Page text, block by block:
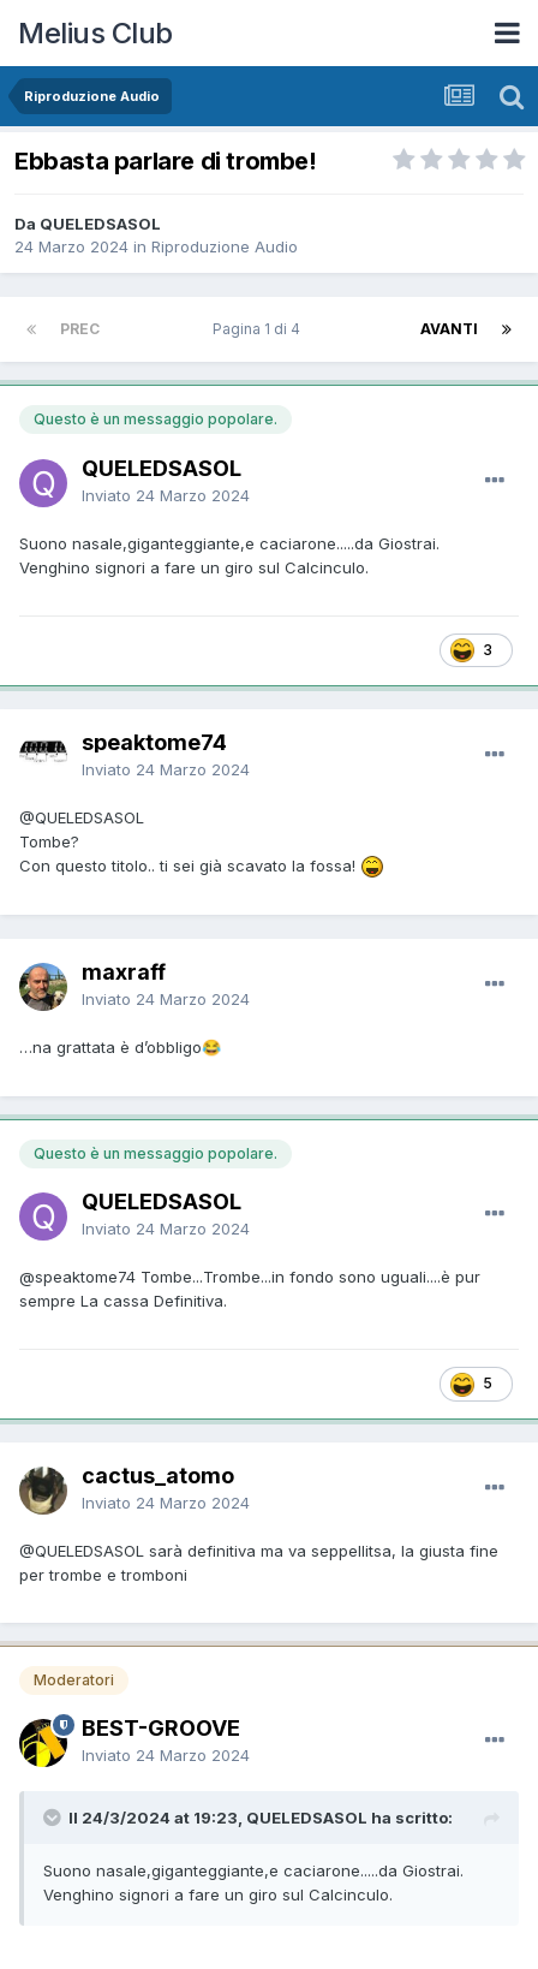
Melius Club
Riproduzione Audio
Ebbasta parlare di trombe!
Da QUELEDSASOL
24 Marzo 2024 in Riproduzione Audio
PREC AVANTI
Pagina 1 di 4
Questo è un messaggio popolare.
QUELEDSASOL
Inviato 24 Marzo 2024
Suono nasale,giganteggiante,e caciarone.....da Giostrai.
Venghino signori a fare un giro sul Calcinculo.
3
speaktome74
Inviato 24 Marzo 2024
@QUELEDSASOL
Tombe?
Con questo titolo.. ti sei già scavato la fossa!
maxraff
Inviato 24 Marzo 2024
…na grattata è d’obbligo😂
Questo è un messaggio popolare.
QUELEDSASOL
Inviato 24 Marzo 2024
@speaktome74 Tombe...Trombe...in fondo sono uguali....è pur
sempre La cassa Definitiva.
5
cactus_atomo
Inviato 24 Marzo 2024
@QUELEDSASOL sarà definitiva ma va seppellitsa, la giusta fine
per trombe e tromboni
Moderatori
BEST-GROOVE
Inviato 24 Marzo 2024
Il 24/3/2024 at 19:23, QUELEDSASOL ha scritto:
Suono nasale,giganteggiante,e caciarone.....da Giostrai.
Venghino signori a fare un giro sul Calcinculo.